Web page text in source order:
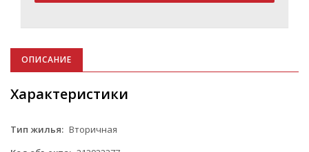
ОПИСАНИЕ
Характеристики
Тип жилья: Вторичная